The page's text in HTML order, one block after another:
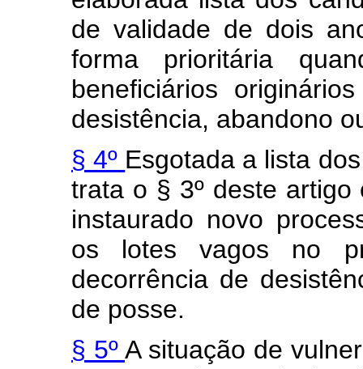
de validade de dois
forma prioritária
beneficiários
desistência, abandono
§ 4º Esgotada a lista
trata o § 3º deste
instaurado novo
os lotes vagos no
decorrência de
de posse.
§ 5º A situação de